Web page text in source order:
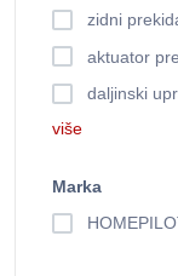
zidni
aktuator
daljinski
više
Marka